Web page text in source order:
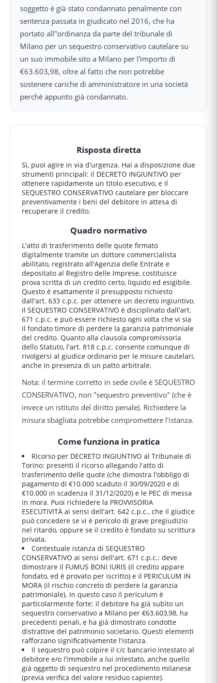
soggetto è già stato condannato penalmente con
sentenza passata in giudicato nel 2016, che ha
portato all''ordinanza da parte del tribunale di
Milano per un sequestro conservativo cautelare su
un suo immobile sito a Milano per l'importo di
€63.603,98, oltre al fatto che non potrebbe
sostenere cariche di amministratore in una società
perché appunto già condannato.
Risposta diretta
Sì, puoi agire in via d'urgenza. Hai a disposizione due
strumenti principali: il DECRETO INGIUNTIVO per
ottenere rapidamente un titolo esecutivo, e il
SEQUESTRO CONSERVATIVO cautelare per bloccare
preventivamente i beni del debitore in attesa di
recuperare il credito.
Quadro normativo
L'atto di trasferimento delle quote firmato
digitalmente tramite un dottore commercialista
abilitato, registrato all'Agenzia delle Entrate e
depositato al Registro delle Imprese, costituisce
prova scritta di un credito certo, liquido ed esigibile.
Questo è esattamente il presupposto richiesto
dall'art. 633 c.p.c. per ottenere un decreto ingiuntivo.
Il SEQUESTRO CONSERVATIVO è disciplinato dall'art.
671 c.p.c. e può essere richiesto ogni volta che vi sia
il fondato timore di perdere la garanzia patrimoniale
del credito. Quanto alla clausola compromissoria
dello Statuto, l'art. 818 c.p.c. consente comunque di
rivolgersi al giudice ordinario per le misure cautelari,
anche in presenza di un patto arbitrale.
Nota: il termine corretto in sede civile è SEQUESTRO
CONSERVATIVO, non "sequestro preventivo" (che è
invece un istituto del diritto penale). Richiedere la
misura sbagliata potrebbe compromettere l'istanza.
Come funziona in pratica
Ricorso per DECRETO INGIUNTIVO al Tribunale di
Torino: presenti il ricorso allegando l'atto di
trasferimento delle quote (che dimostra l'obbligo di
pagamento di €10.000 scaduto il 30/09/2020 e di
€10.000 in scadenza il 31/12/2020) e le PEC di messa
in mora. Puoi richiedere la PROVVISORIA
ESECUTIVITÀ ai sensi dell'art. 642 c.p.c., che il giudice
può concedere se vi è pericolo di grave pregiudizio
nel ritardo, oppure se il credito è fondato su scrittura
privata.
Contestuale istanza di SEQUESTRO
CONSERVATIVO ai sensi dell'art. 671 c.p.c.: deve
dimostrare il FUMUS BONI IURIS (il credito appare
fondato, ed è provato per iscritto) e il PERICULUM IN
MORA (il rischio concreto di perdere la garanzia
patrimoniale). In questo caso il periculum è
particolarmente forte: il debitore ha già subìto un
sequestro conservativo a Milano per €63.603,98, ha
precedenti penali, e ha già dimostrato condotte
distrattive del patrimonio societario. Questi elementi
rafforzano significativamente l'istanza.
Il sequestro può colpire il c/c bancario intestato al
debitore e/o l'immobile a lui intestato, anche quello
già oggetto di sequestro nel procedimento milanese
(previa verifica del valore residuo capiente).